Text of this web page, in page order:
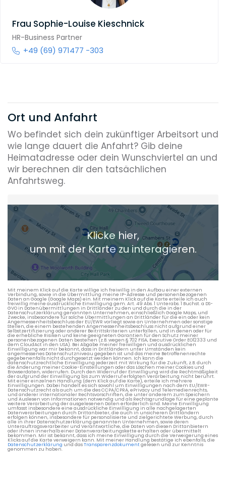
Frau Sophie-Louise Kieschnick
HR-Business Partner
+49 (69) 971477 -303
Ort und Anfahrt
Wo befindet sich dein zukünftiger Arbeitsort und
wie lange dauert die Anfahrt? Gib deine
Heimatadresse oder dein Wunschviertel an und
wir berechnen dir den tatsächlichen
Anfahrtsweg.
Heimatadresse oder Wunschort
+ Aktuellen Standort hinzufügen
Die berechneten Anreisezeiten basieren auf den
Verkehrsdaten eines typischen Dienstag morgens um 8:30.
Klicke hier,
um mit der Karte zu interagieren.
Mit meinem Klick auf die Karte willige ich freiwillig in den Aufbau einer externen
Verbindung, sowie in die Übermittlung meine IP-Adresse und personenbezogenen
Daten an Google (Google Maps) ein. Mit meinem Klick auf die Karte erteile ich auch
freiwillig meine ausdrückliche Einwilligung gem. Art. 49 Abs. 1 Unterabs. 1 Buchst. a DS-
GVO in Datenübermittlungen in Drittländer zu den und durch die in der
Datenschutzerklärung genannten Unternehmen, einschließlich Google Maps, und
Zwecke, insbesondere für solche Übermittlungen an Drittländer für die ein oder kein
Angemessenheitsbeschluss der EU/EWR vorliegt sowie an Unternehmen oder sonstige
Stellen, die einem bestehenden Angemessenheitsbeschluss nicht aufgrund einer
Selbstzertifizierung oder anderer Beitrittskriterien unterfallen, und in denen oder für
die erhebliche Risiken und keine geeigneten Garantien für den Schutz meiner
personenbezogenen Daten bestehen (z.B. wegen § 702 FISA, Executive Order EO12333 und
dem CloudAct in den USA). Bei Abgabe meiner freiwilligen und ausdrücklichen
Einwilligung war mir bekannt, dass in Drittländern unter Umständen kein
angemessenes Datenschutzniveau gegeben ist und das meine Betroffenenrechte
gegebenenfalls nicht durchgesetzt werden können. Ich kann die
datenschutzrechtliche Einwilligung jederzeit mit Wirkung für die Zukunft, z.B. durch
die Änderung meiner Cookie-Einstellungen oder das Löschen meiner Cookies und
Browserdaten, widerrufen. Durch den Widerruf der Einwilligung wird die Rechtmäßigkeit
der aufgrund der Einwilligung bis zum Widerruf erfolgten Verarbeitung nicht berührt.
Mit einer einzelnen Handlung (dem Klick auf die Karte), erteile ich mehrere
Einwilligungen. Dabei handelt es sich sowohl um Einwilligungen nach dem EU/EWR-
Datenschutzrecht als auch um die des CCPA/CPRA, ePrivacy und Telemedienrechts,
und anderer internationaler Rechtsvorschriften, die unter anderem zum Speichern
und Auslesen von Informationen notwendig und als Rechtsgrundlage für eine geplante
weitere Verarbeitung der ausgelesenen Daten erforderlich sind. Meine Einwilligung
umfasst insbesondere eine ausdrückliche Einwilligung in alle nachgelagerten
Datenverarbeitungen durch Drittanbieter, die auch in unsicheren Drittländern
erfolgen können, insbesondere für personalisierte und zielgerichtete Werbung, durch
alle in ihrer Datenschutzerklärung genannten Unternehmen, sowie deren
Unterauftragsverarbeiter und Verantwortliche, die Daten von diesen Drittanbietern
oder ihnen innerhalb einer Datenverarbeitungskette erhalten oder übermittelt
bekommen. Mir ist bekannt, dass ich meine Einwilligung durch die Verweigerung eines
Klicks auf die Karte verweigern kann. Mit meiner Handlung bestätige ich ebenfalls, die
Datenschutzerklärung und dasTransparenzdokumentgelesen und zur Kenntnis
genommen zu haben.